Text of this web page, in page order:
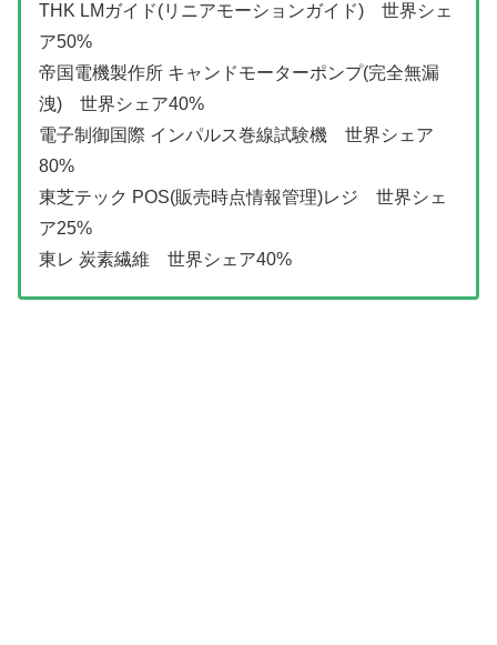
THK LMガイド(リニアモーションガイド) 世界シェ
ア50%
帝国電機製作所 キャンドモーターポンプ(完全無漏
洩) 世界シェア40%
電子制御国際 インパルス巻線試験機 世界シェア
80%
東芝テック POS(販売時点情報管理)レジ 世界シェ
ア25%
東レ 炭素繊維 世界シェア40%